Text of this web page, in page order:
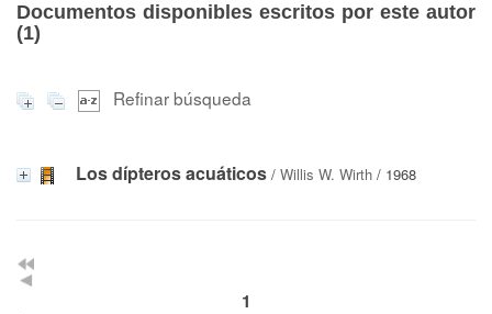
Documentos disponibles escritos por este autor
(1)
Refinar búsqueda
Los dípteros acuáticos / Willis W. Wirth / 1968
1